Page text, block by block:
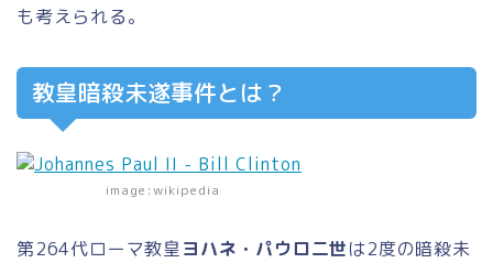
も考えられる。
教皇暗殺未遂事件とは？
image:wikipedia
第264代ローマ教皇ヨハネ・パウロ二世は2度の暗殺未